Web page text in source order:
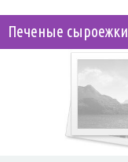
Печеные сыроежки